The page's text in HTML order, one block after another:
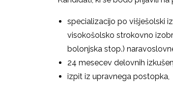
specializacijo po višješolski
visokošolsko strokovno
bolonjska stop.)
24 mesecev delovnih
izpit iz upravnega postopka,